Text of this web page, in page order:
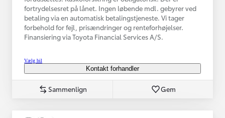
fortrydelsesret på lånet. Ingen løbende mdl. gebyrer ved
betaling via en automatisk betalingstjeneste. Vi tager
forbehold for fejl, prisændringer og renteforhøjelser.
Finansiering via Toyota Financial Services A/S.
Vælg bil
Kontakt forhandler
Sammenlign Gem